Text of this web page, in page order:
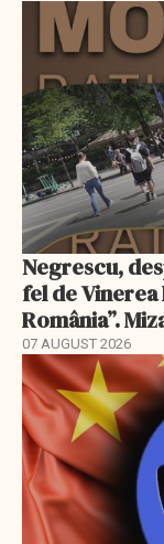
Negrescu,
fel de
România”.
07 AUGUST 2026